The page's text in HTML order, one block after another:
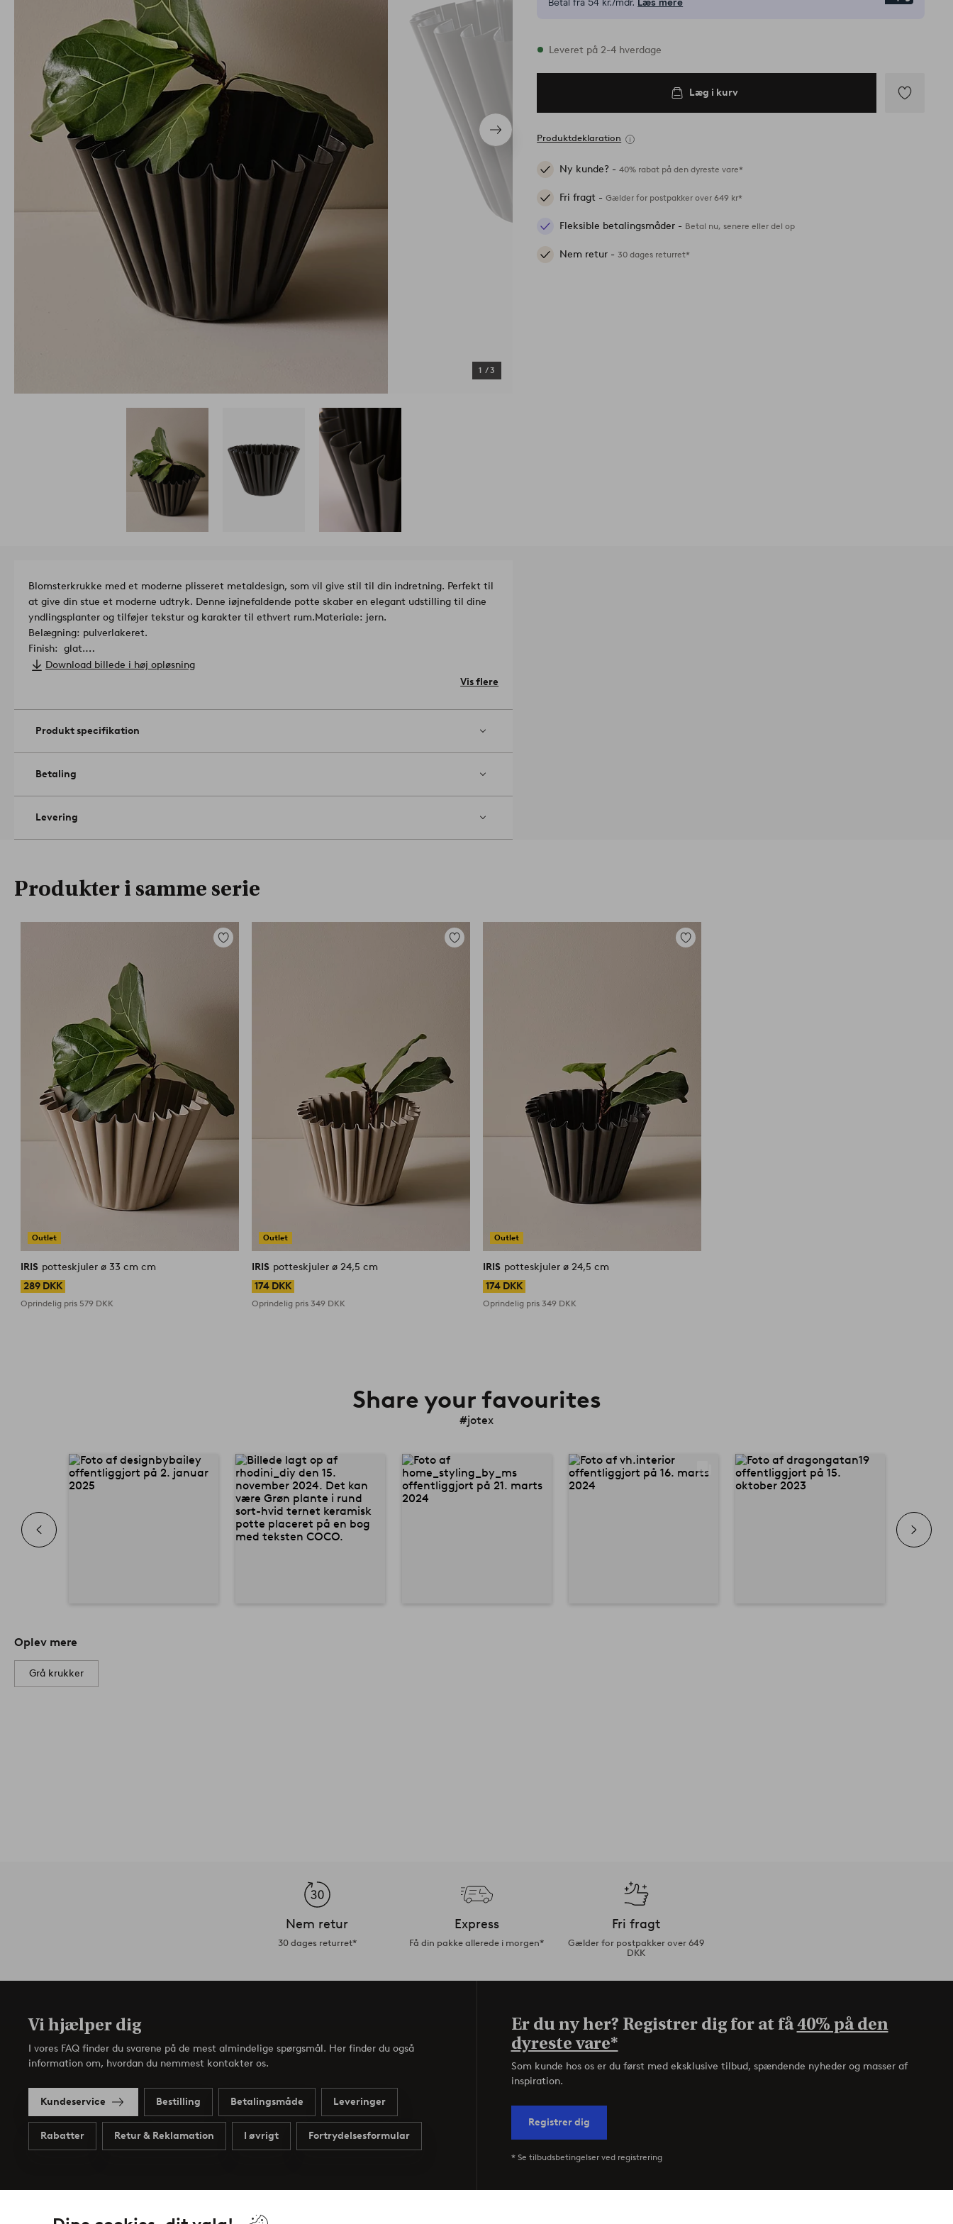
Næste
produkt
1 /3
Betal fra 54 kr./mdr. Læs mere
På lager
Leveret på 2-4 hverdage
Læg i kurv
Produktdeklaration
Ny kunde? -40% rabat på den dyreste vare*
Fri fragt -Gælder for postpakker over 649 kr*
Fleksible betalingsmåder - Betal nu, senere eller del op
Nem retur -30 dages returret*
Blomsterkrukke med et moderne plisseret metaldesign, som vil give stil til din indretning. Perfekt til
at give din stue et moderne udtryk. Denne iøjnefaldende potte skaber en elegant udstilling til dine
yndlingsplanter og tilføjer tekstur og karakter til ethvert rum.Materiale: jern.
Belægning: pulverlakeret.
Finish: glat.
Størrelse: højde 20 cm, ø 33 cm.
klud.Artikelnummer: 2069647-01-0
Download billede i høj opløsning
Vis flere
Produkt specifikation
Betaling
Levering
Produkter i samme serie
Outlet
Tilføj
IRIS
potteskjuler ø 33 cm cm
289 DKK
Oprindelig pris 579 DKK
Outlet
Tilføj
IRIS
potteskjuler ø 24,5 cm
174 DKK
Oprindelig pris349 DKK
Outlet
Tilføj
IRIS
potteskjuler ø 24,5 cm
174 DKK
Oprindelig pris349 DKK
Share your favourites
#jotex
Oplev mere
Grå krukker
Nem retur
30 dages returret*
Express
Få din pakke allerede i morgen*
Fri fragt
Gælder for postpakker over 649
DKK
Vi hjælper dig
I vores FAQ finder du svarene på de mest almindelige spørgsmål. Her finder du også
information om, hvordan du nemmest kontakter os.
Kundeservice Bestilling Betalingsmåde Leveringer
Rabatter Retur & Reklamation I øvrigt Fortrydelsesformular
Er du ny her? Registrer dig for at få40% på den
dyreste vare*
Som kunde hos os er du først med eksklusive tilbud, spændende nyheder og masser af
inspiration.
Registrer dig
* Se tilbudsbetingelser ved registrering